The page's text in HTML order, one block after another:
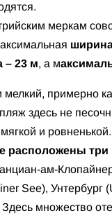
меркам
– 23 м, а м
мелкий, примерно
здесь не
и ровненькой.
расположены три
ам-
See), Унтербург
множество